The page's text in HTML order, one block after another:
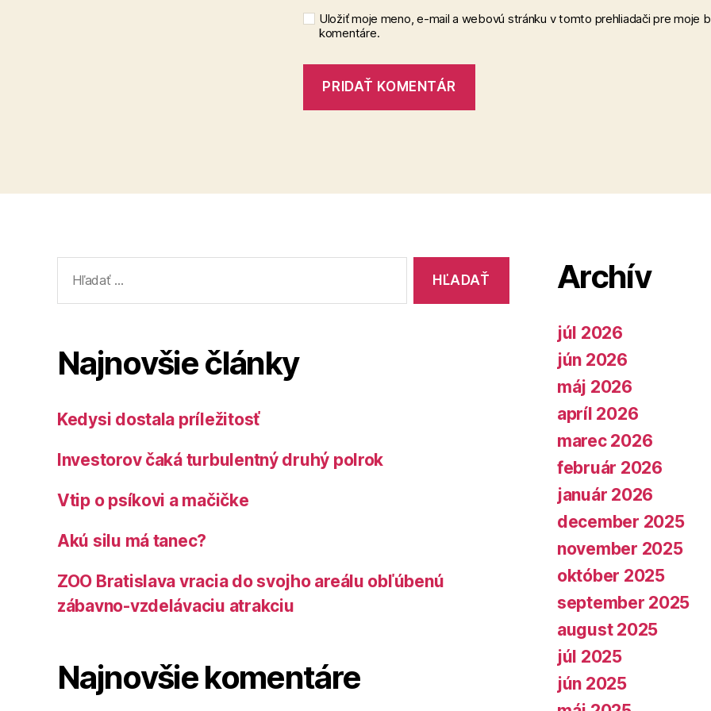
Uložiť moje meno, e-mail a webovú stránku v tomto prehliadači pre moje
komentáre.
Najnovšie články
Kedysi dostala príležitosť
Investorov čaká turbulentný druhý polrok
Vtip o psíkovi a mačičke
Akú silu má tanec?
ZOO Bratislava vracia do svojho areálu obľúbenú
zábavno-vzdelávaciu atrakciu
Najnovšie komentáre
Archív
júl 2026
jún 2026
máj 2026
apríl 2026
marec 2026
február 2026
január 2026
december 2025
november 2025
október 2025
september 2025
august 2025
júl 2025
jún 2025